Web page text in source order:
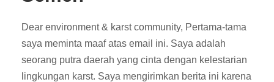
Dear environment & karst community, Pertama-tama
saya meminta maaf atas email ini. Saya adalah
seorang putra daerah yang cinta dengan kelestarian
lingkungan karst. Saya mengirimkan berita ini karena